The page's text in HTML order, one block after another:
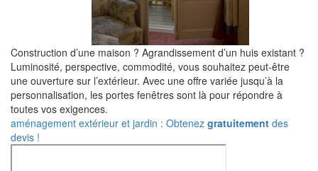
Construction d’une maison ? Agrandissement d’un huis existant ?
Luminosité, perspective, commodité, vous souhaitez peut-être
une ouverture sur l’extérieur. Avec une offre variée jusqu’à la
personnalisation, les portes fenêtres sont là pour répondre à
toutes vos exigences.
aménagement extérieur et jardin : Obtenez gratuitement des
devis !